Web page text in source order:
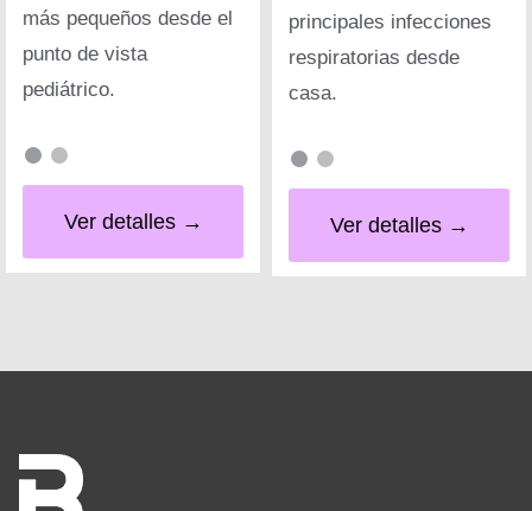
más pequeños desde el
punto de vista
pediátrico.
Ver detalles →
principales infecciones
respiratorias desde
casa.
Ver detalles →